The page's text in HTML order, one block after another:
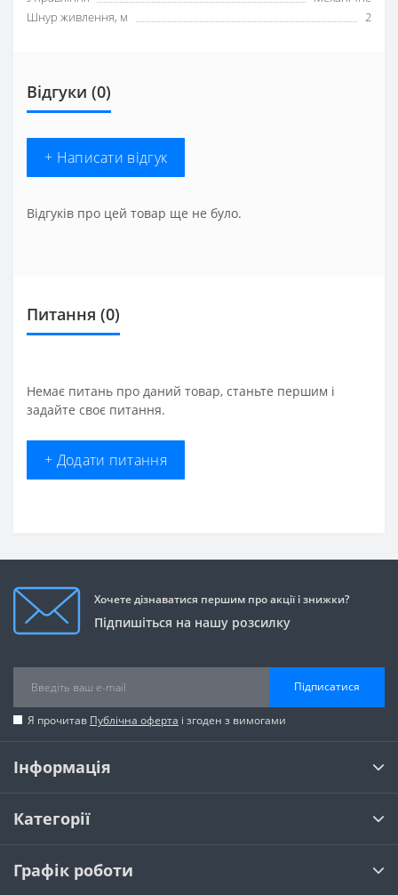
Шнур живлення, м
2
Відгуки (0)
+ Написати відгук
Відгуків про цей товар ще не було.
Питання (0)
Немає питань про даний товар, станьте першим і
задайте своє питання.
+ Додати питання
Хочете дізнаватися першим про акції і знижки?
Підпишіться на нашу розсилку
Підписатися
Я прочитав Публічна оферта і згоден з вимогами
Інформація
Категорії
Графік роботи